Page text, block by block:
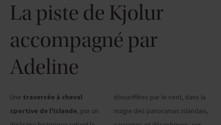
La piste de Kjolur
accompagné par
Adeline
Une traversée à cheval
sportive de l'Islande, par un
ébouriffées par le vent, dans la
magie des panoramas islandais,